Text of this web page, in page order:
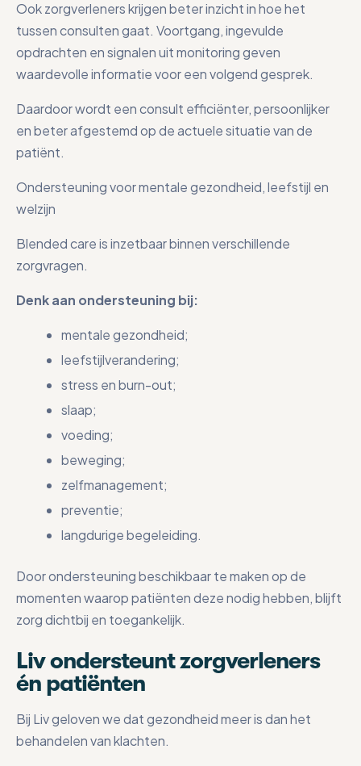
Ook zorgverleners krijgen beter inzicht in hoe het
tussen consulten gaat. Voortgang, ingevulde
opdrachten en signalen uit monitoring geven
waardevolle informatie voor een volgend gesprek.
Daardoor wordt een consult efficiënter, persoonlijker
en beter afgestemd op de actuele situatie van de
patiënt.
Ondersteuning voor mentale gezondheid, leefstijl en
welzijn
Blended care is inzetbaar binnen verschillende
zorgvragen.
Denk aan ondersteuning bij:
mentale gezondheid;
leefstijlverandering;
stress en burn-out;
slaap;
voeding;
beweging;
zelfmanagement;
preventie;
langdurige begeleiding.
Door ondersteuning beschikbaar te maken op de
momenten waarop patiënten deze nodig hebben, blijft
zorg dichtbij en toegankelijk.
Liv ondersteunt zorgverleners
én patiënten
Bij Liv geloven we dat gezondheid meer is dan het
behandelen van klachten.